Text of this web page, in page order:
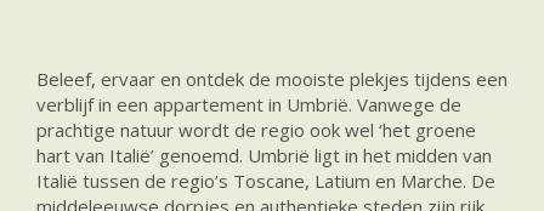
Beleef, ervaar en ontdek de mooiste plekjes tijdens een
verblijf in een appartement in Umbrië. Vanwege de
prachtige natuur wordt de regio ook wel ‘het groene
hart van Italië’ genoemd. Umbrië ligt in het midden van
Italië tussen de regio’s Toscane, Latium en Marche. De